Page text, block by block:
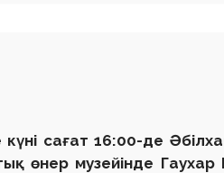
сағат 16:00-де
өнер музейінде